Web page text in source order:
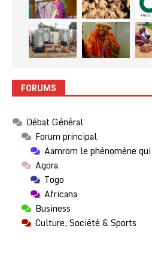
FORUMS
Débat Général
Forum principal
Aamrom le phénomène
Agora
Togo
Africana
Business
Culture, Société & Sports